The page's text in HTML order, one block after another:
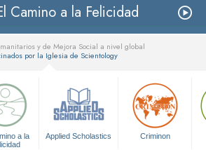
Camino a la Felicidad
y de Mejora Social a nivel global
por la Iglesia de Scientology
a la
Applied Scholastics Criminon